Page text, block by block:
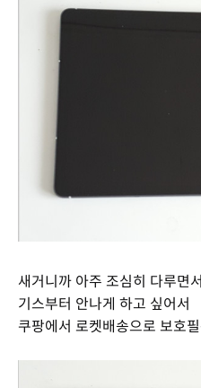
새거니까 아주 조심히 다루면서
기스부터 안나게 하고 싶어서
쿠팡에서 로켓배송으로 보호